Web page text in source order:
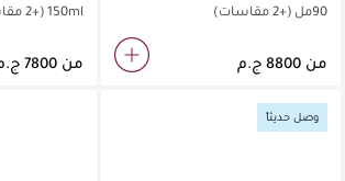
90مل (+2 مقاسات)
من
150ml(+2 مقاسات)
من
وصل حديثاً